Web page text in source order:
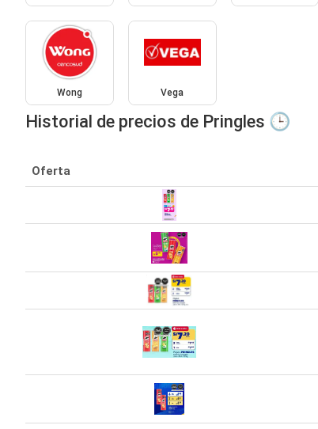
Wong Vega
Historial de precios de Pringles 🕒
Oferta